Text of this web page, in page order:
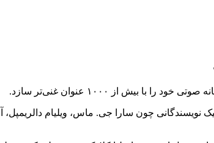
بیش از ۱۰۰۰ عنوان غنی‌تر سازد.
چون سارا جی. ماس، ویلیام دالریمپل،